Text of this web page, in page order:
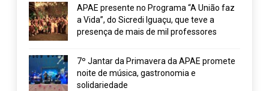
APAE presente no Programa “A União faz
a Vida”, do Sicredi Iguaçu, que teve a
presença de mais de mil professores
7º Jantar da Primavera da APAE promete
noite de música, gastronomia e
solidariedade